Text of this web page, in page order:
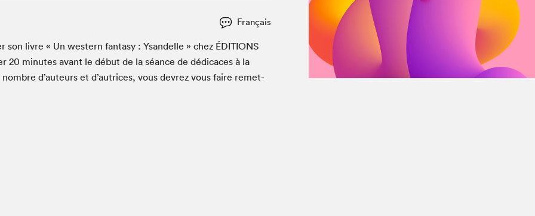
Le Salon dans ta classe
Liseur Public
Matinées scolaires Hydro-Québec
Français
livre « Un west­ern fan­ta­sy : Ysandelle » chez ÉDI­TIONS
20 min­utes avant le début de la séance de dédi­caces à la
d’auteurs et d’autrices, vous devrez vous faire remet­